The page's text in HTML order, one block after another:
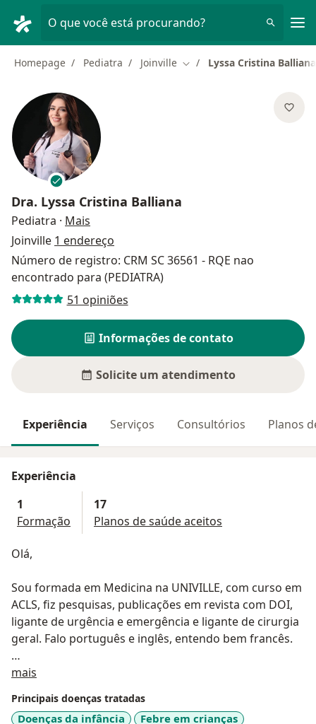
O que você está procurando?
Homepage Pediatra Joinville Mudar de cidade
Lyssa Cristina Balliana
Dra. Lyssa Cristina Balliana
Pediatra · Mais
Joinville 1 endereço
Número de registro: CRM SC 36561 - RQE nao
encontrado para (PEDIATRA)
51 opiniões
Informações de contato
Solicite um atendimento
Experiência Serviços Consultórios Planos
Experiência
1
Formação
17
Planos de saúde aceitos
Olá,
Sou formada em Medicina na UNIVILLE, com curso em
ACLS, fiz pesquisas, publicações em revista com DOI,
ligante de urgência e emergência e ligante de cirurgia
geral. Falo português e inglês, entendo bem francês.
Será um prazer lhe atender!.
mais
Principais doenças tratadas
Doenças da infância
Febre em crianças